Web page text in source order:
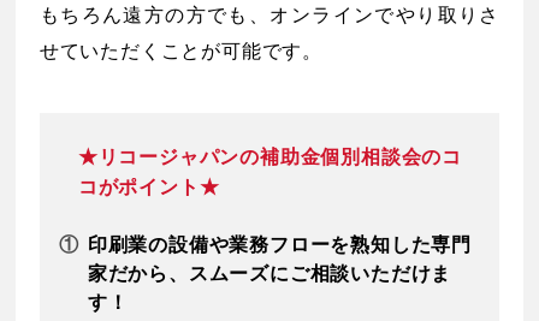
もちろん遠方の方でも、オンラインでやり取りさ
せていただくことが可能です。
★リコージャパンの補助金個別相談会のコ
コがポイント★
① 印刷業の設備や業務フローを熟知した専門
家だから、スムーズにご相談いただけま
す！